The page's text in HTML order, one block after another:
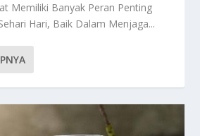
Memiliki Banyak Peran Penting
Hari, Baik Dalam Menjaga...